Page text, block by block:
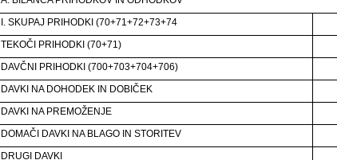
I. SKUPAJ PRIHODKI (70+71+72+73+74
TEKOČI PRIHODKI (70+71)
DAVČNI PRIHODKI (700+703+704+706)
DAVKI NA DOHODEK IN DOBIČEK
DAVKI NA PREMOŽENJE
DOMAČI DAVKI NA BLAGO IN STORITEV
DRUGI DAVKI